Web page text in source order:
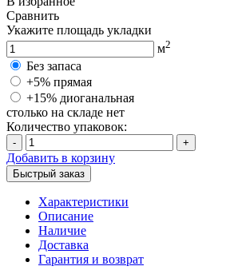
Сравнить
Укажите площадь укладки
м2
Без запаса
+5% прямая
+15% диоганальная
столько на складе нет
Количество упаковок:
- +
Добавить в корзину
Быстрый заказ
Характеристики
Описание
Наличие
Доставка
Гарантия и возврат